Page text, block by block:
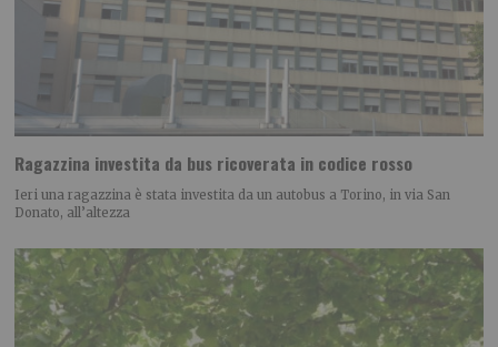
Ragazzina investita da bus ricoverata in codice rosso
Ieri una ragazzina è stata investita da un autobus a Torino, in via San
Donato, all’altezza